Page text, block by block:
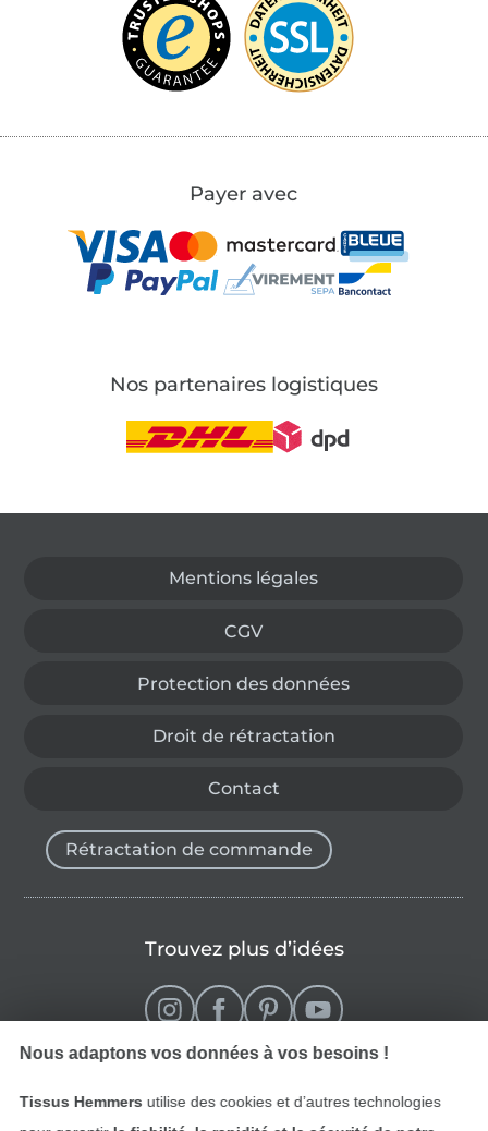
Payer avec
Nos partenaires logistiques
Mentions légales
CGV
Protection des données
Droit de rétractation
Contact
Rétractation de commande
Trouvez plus d’idées
Nous adaptons vos données à vos besoins !
Tissus Hemmers utilise des cookies et d’autres technologies